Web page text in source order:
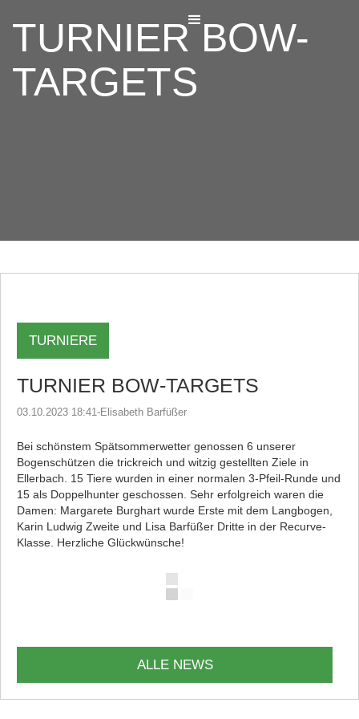
TURNIER BOW-
TARGETS
TURNIERE
TURNIER BOW-TARGETS
03.10.2023 18:41-Elisabeth Barfüßer
Bei schönstem Spätsommerwetter genossen 6 unserer
Bogenschützen die trickreich und witzig gestellten Ziele in
Ellerbach. 15 Tiere wurden in einer normalen 3-Pfeil-Runde und
15 als Doppelhunter geschossen. Sehr erfolgreich waren die
Damen: Margarete Burghart wurde Erste mit dem Langbogen,
Karin Ludwig Zweite und Lisa Barfüßer Dritte in der Recurve-
Klasse. Herzliche Glückwünsche!
ALLE NEWS